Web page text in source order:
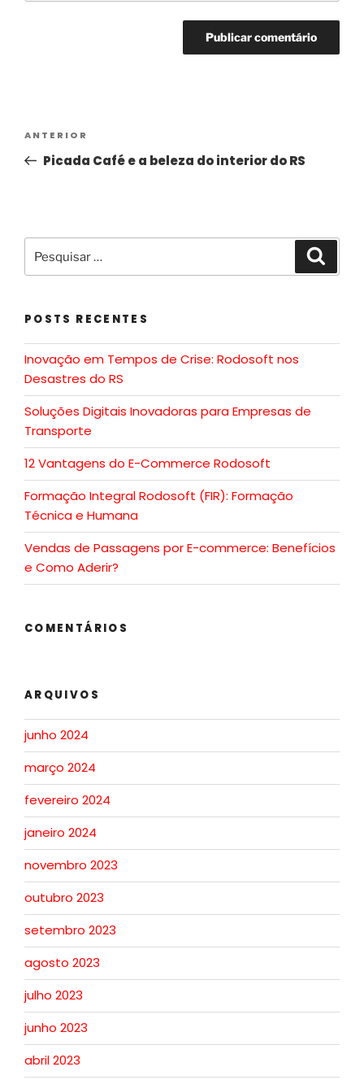
ANTERIOR
Picada Café e a beleza do interior do RS
POSTS RECENTES
Inovação em Tempos de Crise: Rodosoft nos
Desastres do RS
Soluções Digitais Inovadoras para Empresas de
Transporte
12 Vantagens do E-Commerce Rodosoft
Formação Integral Rodosoft (FIR): Formação
Técnica e Humana
Vendas de Passagens por E-commerce: Benefícios
e Como Aderir?
COMENTÁRIOS
ARQUIVOS
junho 2024
março 2024
fevereiro 2024
janeiro 2024
novembro 2023
outubro 2023
setembro 2023
agosto 2023
julho 2023
junho 2023
abril 2023